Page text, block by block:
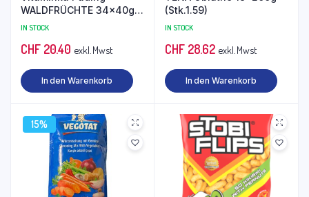
WALDFRÜCHTE 34x40g
(Stk.0.60)
IN STOCK
CHF20.40 exkl. Mwst
In den Warenkorb
(Stk.1.59)
IN STOCK
CHF28.62 exkl. Mwst
In den Warenkorb
15%